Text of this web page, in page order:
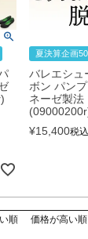
夏決算企画
バレエシュ
ボン パン
ネーゼ製法
¥15,400税込
順 価格が高い順